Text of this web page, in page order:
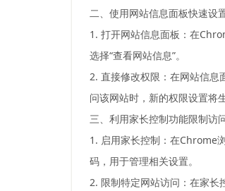
二、使用网站信息面板快速设
1. 打开网站信息面板：在
选择“查看网站信息”。
2. 直接修改权限：在网站信息
问该网站时，新的权限设置将生
三、利用家长控制功能限制访
1. 启用家长控制：在Chrome
码，用于管理相关设置。
2. 限制特定网站访问：在家长